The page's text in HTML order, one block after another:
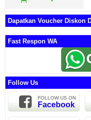
Dapatkan Voucher Diskon
Fast Respon WA
Follow Us
FOLLOW US ON
Facebook